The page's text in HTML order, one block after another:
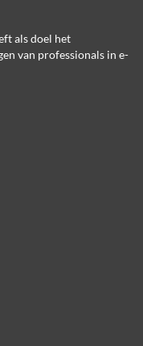
als doel het
van professionals in e-